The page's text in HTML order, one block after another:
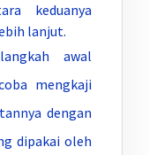
keduanya
lanjut.
awal
mengkaji
dengan
dipakai oleh